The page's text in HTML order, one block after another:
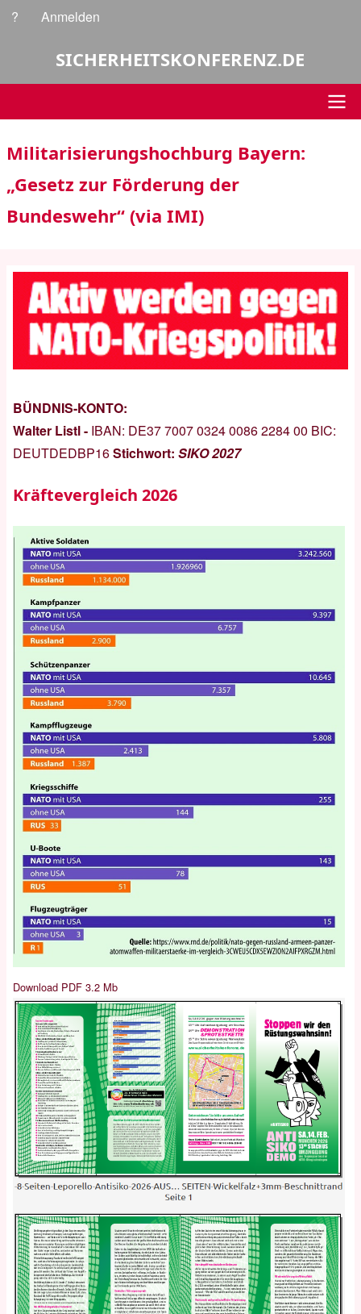
Direkt
Benutzermenü
? Anmelden
SICHERHEITSKONFERENZ.DE
Hauptnavigation
Militarisierungshochburg Bayern:
„Gesetz zur Förderung der
Bundeswehr“ (via IMI)
BÜNDNIS-KONTO:
Walter Listl - IBAN: DE37 7007 0324 0086 2284 00 BIC:
DEUTDEDBP16Stichwort: SIKO 2027
Kräftevergleich 2026
Download PDF 3.2 Mb